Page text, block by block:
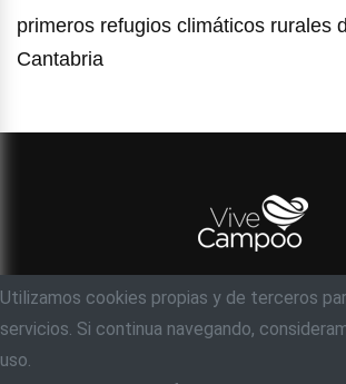
Utilizamos cookies propias y de terceros
servicios. Si continua navegando,
uso.
primeros refugios climáticos rurales
Cantabria
© Objetivo 35 milímetros,
Acerca de Contacto Ayuda